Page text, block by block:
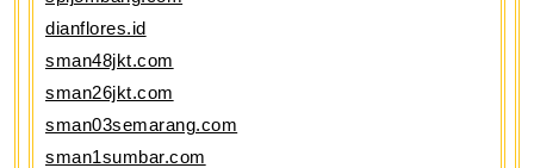
dianflores.id
sman48jkt.com
sman26jkt.com
sman03semarang.com
sman1sumbar.com